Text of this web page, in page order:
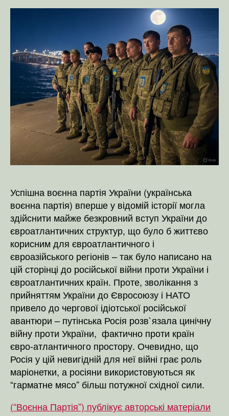
Успішна воєнна партія України (українська
воєнна партія) вперше у відомій історії могла
здійснити майже безкровний вступ України до
євроатлантичних структур, що було б життєво
корисним для євроатлантичного і
євроазійського регіонів – так було написано на
цій сторінці до російської війни проти України і
євроатлантичних країн. Проте, зволікання з
прийняттям України до Євросоюзу і НАТО
привело до чергової ідіотської російської
авантюри – путінська Росія розв`язала цинічну
війну проти України, фактично проти країн
євро-атлантичного простору. Очевидно, що
Росія у цій невигідній для неї війні грає роль
маріонетки, а росіяни використовуються як
“гарматне мясо” більш потужної східної сили.
(“Воєнна Партія”) публікує авторські матеріали